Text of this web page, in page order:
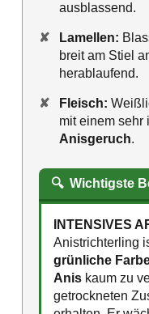
ausblassend.
✘ Lamellen:
breit am Stiel
herablaufend.
✘ Fleisch:
mit einem sehr
Anisgeruch.
🔍 Wichtigste
INTENSIVES
Anistrichterling
grünliche
Anis kaum zu
getrockneten